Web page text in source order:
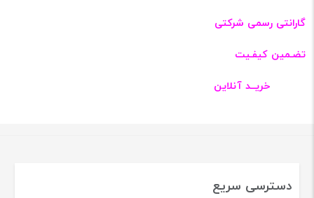
گارانتی رسمی شرکتی
تضـمین کیفـیت
خریــد آنلاین
دسترسی سریع